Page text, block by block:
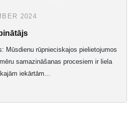
2024
Mūsdienu rūpnieciskajos pielietojumos
samazināšanas procesiem ir liela
iekārtām...